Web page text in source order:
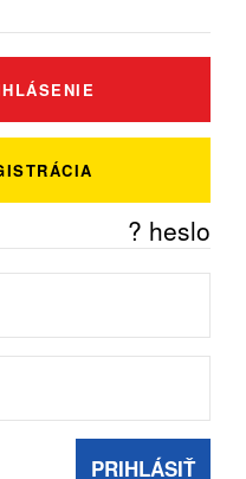
? heslo
PRIHLÁSIŤ